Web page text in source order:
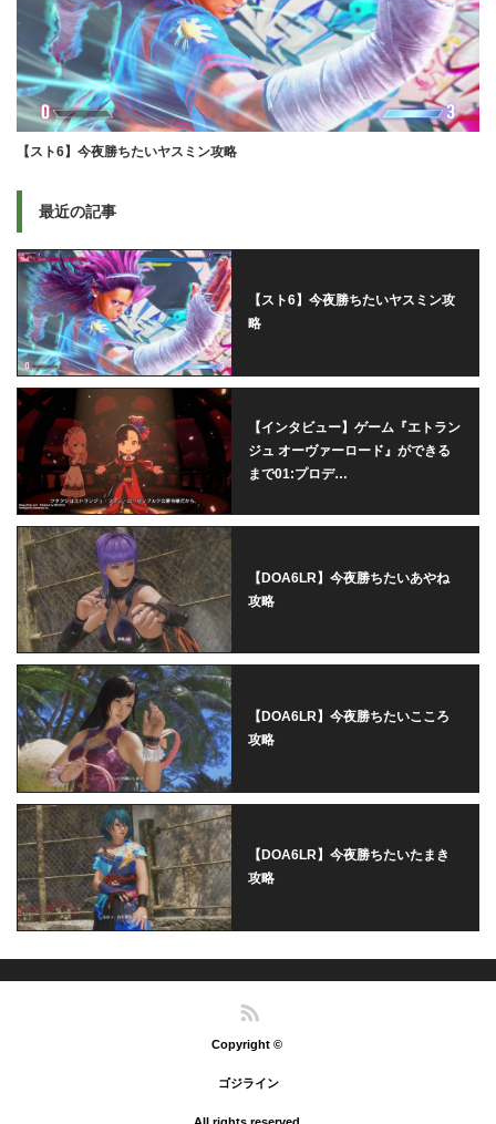
【スト6】今夜勝ちたいヤスミン攻略
最近の記事
【スト6】今夜勝ちたいヤスミン攻
略
【インタビュー】ゲーム『エトラン
ジュ オーヴァーロード』ができる
まで01:プロデ…
【DOA6LR】今夜勝ちたいあやね
攻略
【DOA6LR】今夜勝ちたいこころ
攻略
【DOA6LR】今夜勝ちたいたまき
攻略
Copyright ©
ゴジライン